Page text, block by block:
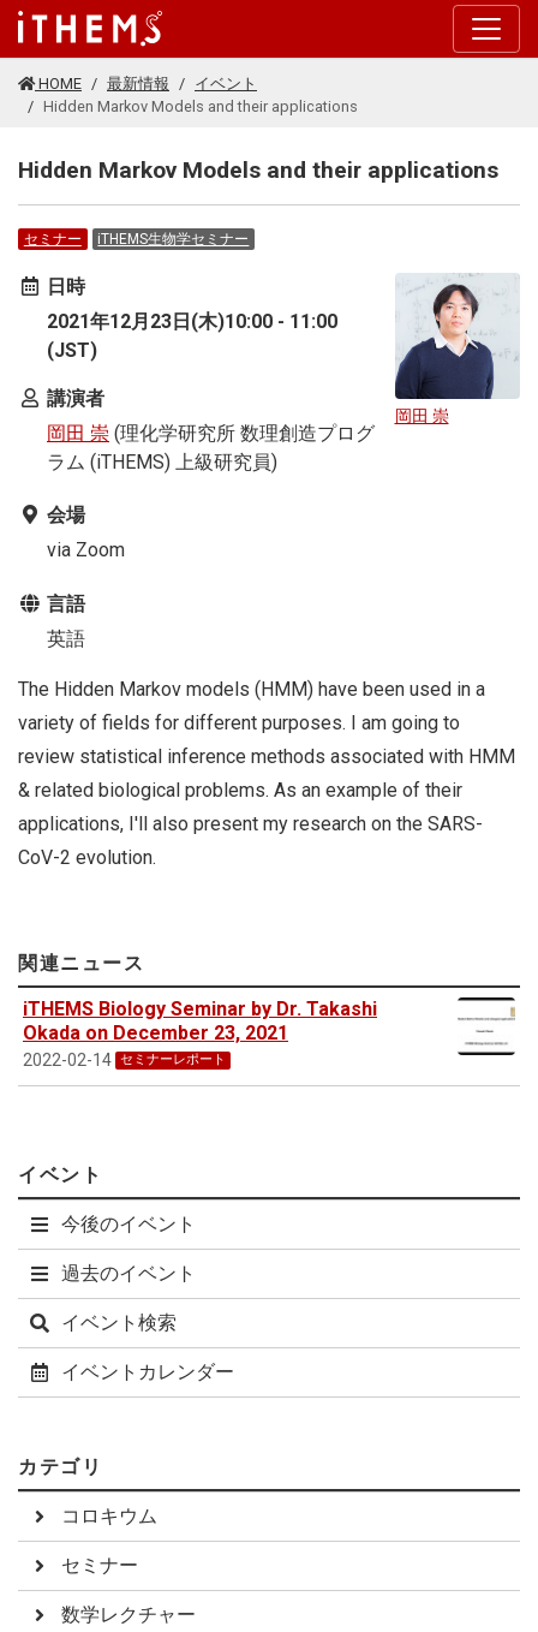
このページの本文に移動する
HOME 最新情報
イベント
Hidden Markov Models and their applications
Hidden Markov Models and their applications
セミナー iTHEMS生物学セミナー
岡田 崇
日時
2021年12月23日(木)10:00 - 11:00
(JST)
講演者
岡田 崇 (理化学研究所 数理創造プログ
ラム (iTHEMS) 上級研究員)
会場
via Zoom
言語
英語
The Hidden Markov models (HMM) have been used in a
variety of fields for different purposes. I am going to
review statistical inference methods associated with HMM
& related biological problems. As an example of their
applications, I'll also present my research on the SARS-
CoV-2 evolution.
関連ニュース
iTHEMS Biology Seminar by Dr. Takashi
Okada on December 23, 2021
2022-02-14 セミナーレポート
イベント
今後のイベント
過去のイベント
イベント検索
イベントカレンダー
カテゴリ
コロキウム
セミナー
数学レクチャー